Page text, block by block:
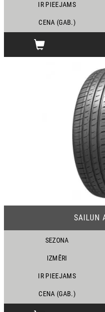
IR PIEEJAMS
CENA (GAB.)
SAILUN
SEZONA
IZMĒRI
IR PIEEJAMS
CENA (GAB.)